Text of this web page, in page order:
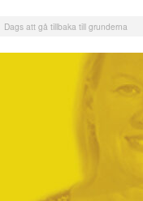
Dags att gå tillbaka till grunderna